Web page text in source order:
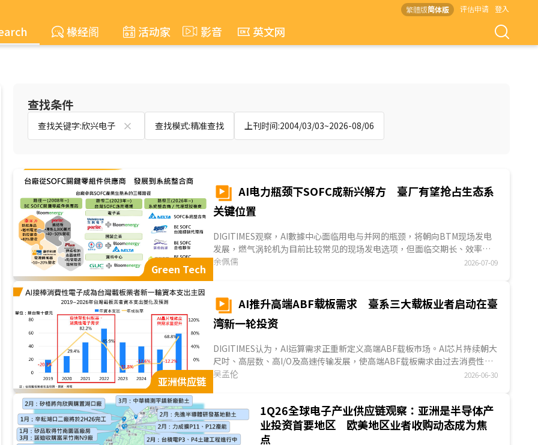
繁體版简体版 评估申请 登入
椽经阁 活动家 影音 英文网
查找条件
查找关键字:欣兴电子 查找模式:精准查找 上刊时间:2004/03/03~2026-08/06
Green Tech
AI电力瓶颈下SOFC成新兴解方 臺厂有望抢占生态系
关键位置
DIGITIMES观察，AI數據中心面临用电与并网的瓶颈，将朝向BTM现场发电
发展，燃气涡轮机为目前比较常见的现场发电选项，但面临交期长、效率、
噪音与碳排放等限制，相较下SOFC以具高效率、模塊化快速部署、低碳排和
为SOFC产业生态系不可或缺的要角。...
余佩儒 2026-07-09
亚洲供应链
AI推升高端ABF载板需求 臺系三大载板业者启动在臺
湾新一轮投资
DIGITIMES认为，AI运算需求正重新定义高端ABF载板市场。AI芯片持续朝大
尺吋、高层数、高I/O及高速传输发展，使高端ABF载板需求由过去消费性电
子逐步转向AI GP...
吴孟伦 2026-06-30
1Q26全球电子产业供应链观察：亚洲是半导体产
业投资首要地区 欧美地区业者收购动态成为焦
点